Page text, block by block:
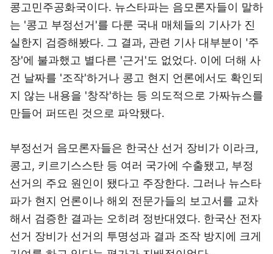
콩고민주공화국이다. 뉴스타파는 음모론자들이 말하
는 '콩고 부정선거'를 다룬 국내 매체들의 기사가 진
실한지 검증해봤다. 그 결과, 관련 기사 대부분이 '주
장'에 불과했고 별다른 '근거'도 없었다. 이에 더해 사
건 날짜를 '조작'하거나 콩고 현지 언론에서도 확인되
지 않는 내용을 '창작'하는 등 의도적으로 가짜뉴스를
만들어 퍼뜨린 것으로 파악됐다.
부정선거 음모론자들은 한국산 선거 장비가 이라크,
콩고, 키르기스스탄 등 여러 국가에 수출됐고, 부정
선거의 주요 원인이 됐다고 주장한다. 그러나 뉴스타
파가 현지 언론이나 해외 전문가들의 보고서를 교차
해서 검증한 결과는 오히려 정반대였다. 한국산 전자
선거 장비가 선거의 투명성과 결과 조작 방지에 크게